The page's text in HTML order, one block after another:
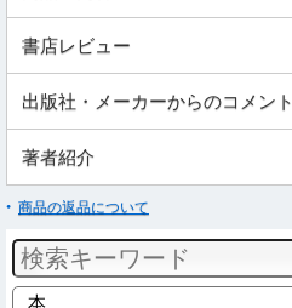
書店レビュー
出版社・メーカーからのコメント
著者紹介
商品の返品について